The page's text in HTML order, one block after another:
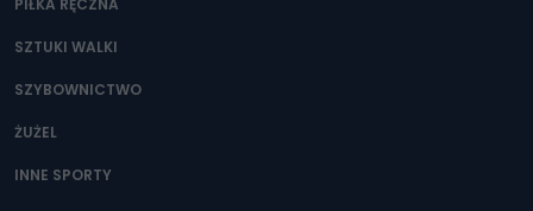
PIŁKA RĘCZNA
SZTUKI WALKI
SZYBOWNICTWO
ŻUŻEL
INNE SPORTY